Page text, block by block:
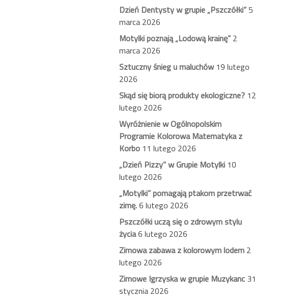
Dzień Dentysty w grupie „Pszczółki”5
marca 2026
Motylki poznają „Lodową krainę” 2
marca 2026
Sztuczny śnieg u maluchów 19 lutego
2026
Skąd się biorą produkty ekologiczne? 12
lutego 2026
Wyróżnienie w Ogólnopolskim
Programie Kolorowa Matematyka z
Korbo 11 lutego 2026
„Dzień Pizzy” w Grupie Motylki 10
lutego 2026
„Motylki” pomagają ptakom przetrwać
zimę.6 lutego 2026
Pszczółki uczą się o zdrowym stylu
życia6 lutego 2026
Zimowa zabawa z kolorowym lodem 2
lutego 2026
Zimowe Igrzyska w grupie Muzykanc 31
stycznia 2026